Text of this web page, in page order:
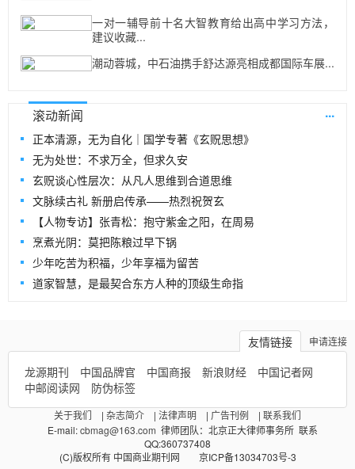
一对一辅导前十名大智教育给出高中学习方法，
建议收藏...
潮动蓉城，中石油携手舒达源亮相成都国际车展...
滚动新闻 ...
正本清源，无为自化｜国学专著《玄贶思想》
无为处世：不求万全，但求久安
玄贶谈心性层次：从凡人思维到合道思维
文脉续古礼 新册启传承——热烈祝贺玄
【人物专访】张青松：抱守紫金之阳，在周易
烹煮光阴：莫把陈粮过早下锅
少年吃苦为积福，少年享福为留苦
道家智慧，是最契合东方人种的顶级生命指
申请连接
友情链接
龙源期刊
中国品牌官 中国商报 新浪财经
中国记者网
中邮阅读网
防伪标签
关于我们 | 杂志简介 | 法律声明 | 广告刊例 | 联系我们
E-mail:cbmag@163.com 律师团队：北京正大律师事务所 联系
QQ:360737408
(C)版权所有 中国商业期刊网 京ICP备13034703号-3